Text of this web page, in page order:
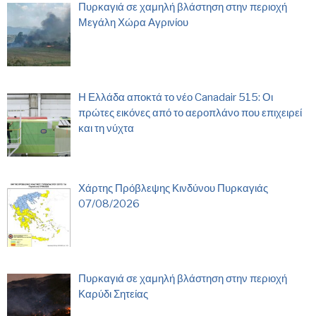
Πυρκαγιά σε χαμηλή βλάστηση στην περιοχή
Μεγάλη Χώρα Αγρινίου
Η Ελλάδα αποκτά το νέο Canadair 515: Οι
πρώτες εικόνες από το αεροπλάνο που επιχειρεί
και τη νύχτα
Χάρτης Πρόβλεψης Κινδύνου Πυρκαγιάς
07/08/2026
Πυρκαγιά σε χαμηλή βλάστηση στην περιοχή
Καρύδι Σητείας